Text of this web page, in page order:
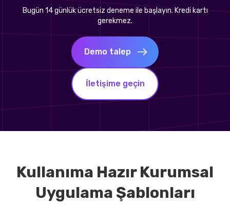
Bugün 14 günlük ücretsiz deneme ile başlayın. Kredi kartı
gerekmez.
Demo talep
İletişime geçin
Kullanıma Hazır Kurumsal
Uygulama Şablonları